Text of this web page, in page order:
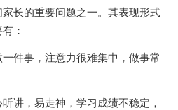
长的重要问题之一。其表现形式
：
事，注意力很难集中，做事常
，易走神，学习成绩不稳定，